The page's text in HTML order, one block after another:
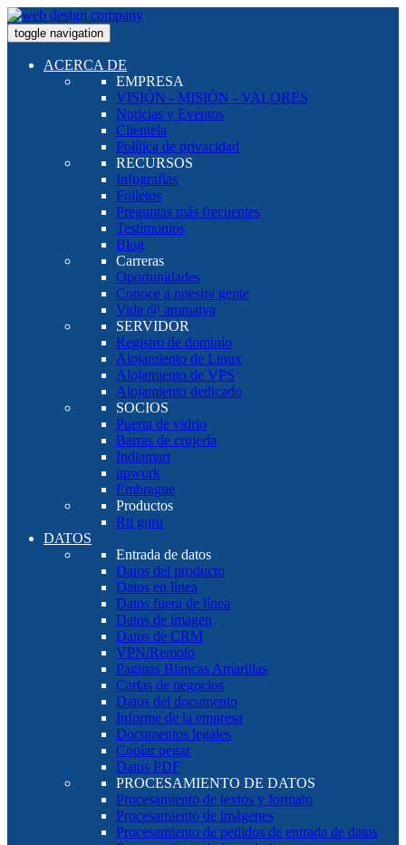
toggle navigation
ACERCA DE
EMPRESA
VISIÓN - MISIÓN - VALORES
Noticias y Eventos
Clientela
Política de privacidad
RECURSOS
Infografías
Folletos
Preguntas más frecuentes
Testimonios
Blog
Carreras
Oportunidades
Conoce a nuestra gente
Vida @ ammaiya
SERVIDOR
Registro de dominio
Alojamiento de Linux
Alojamiento de VPS
Alojamiento dedicado
SOCIOS
Puerta de vidrio
Barras de crujería
Indiamart
upwork
Embrague
Productos
Rti guru
DATOS
Entrada de datos
Datos del producto
Datos en línea
Datos fuera de línea
Datos de imagen
Datos de CRM
VPN/Remoto
Paginas Blancas Amarillas
Cartas de negocios
Datos del documento
Informe de la empresa
Documentos legales
Copiar pegar
Datos PDF
PROCESAMIENTO DE DATOS
Procesamiento de textos y formato
Procesamiento de imágenes
Procesamiento de pedidos de entrada de datos